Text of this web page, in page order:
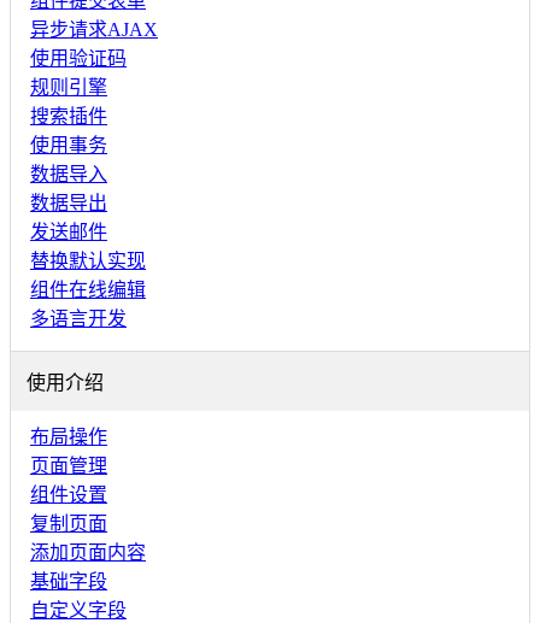
异步请求AJAX
使用验证码
规则引擎
搜索插件
使用事务
数据导入
数据导出
发送邮件
替换默认实现
组件在线编辑
多语言开发
使用介绍
布局操作
页面管理
组件设置
复制页面
添加页面内容
基础字段
自定义字段